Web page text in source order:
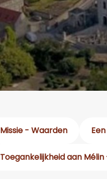
Missie - Waarden
Toegankelijkheid aan